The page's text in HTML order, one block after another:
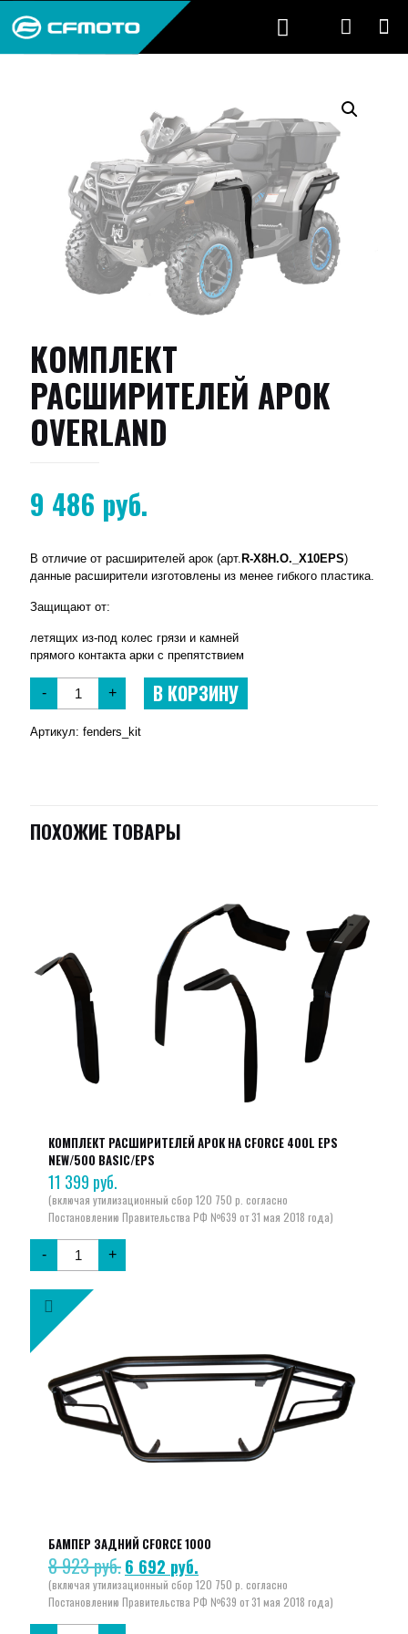
КОМПЛЕКТ
РАСШИРИТЕЛЕЙ АРОК
OVERLAND
9 486 руб.
В отличие от расширителей арок (арт. R-X8H.O._X10EPS)
данные расширители изготовлены из менее гибкого пластика.
Защищают от:
летящих из-под колес грязи и камней
прямого контакта арки с препятствием
- + В КОРЗИНУ
Артикул: fenders_kit
ПОХОЖИЕ ТОВАРЫ
КОМПЛЕКТ РАСШИРИТЕЛЕЙ АРОК НА CFORCE 400L EPS
NEW/500 BASIC/EPS
11 399 руб.
- +
БАМПЕР ЗАДНИЙ CFORCE 1000
8 923руб.Первоначальная
цена
составляла
8
6 692 руб.
цена:
6